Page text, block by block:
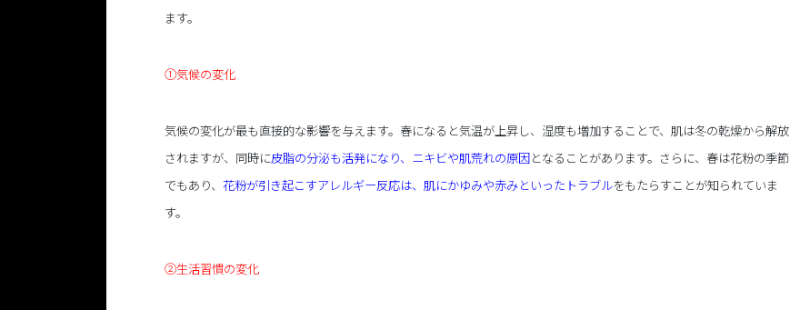
ます。
①気候の変化
気候の変化が最も直接的な影響を与えます。春になると気温が上昇し、湿度も増加することで、肌は冬の乾燥から解放
されますが、同時に皮脂の分泌も活発になり、ニキビや肌荒れの原因となることがあります。さらに、春は花粉の季節
でもあり、 花粉が引き起こすアレルギー反応は、肌にかゆみや赤みといったトラブルをもたらすことが知られていま
す。
②生活習慣の変化